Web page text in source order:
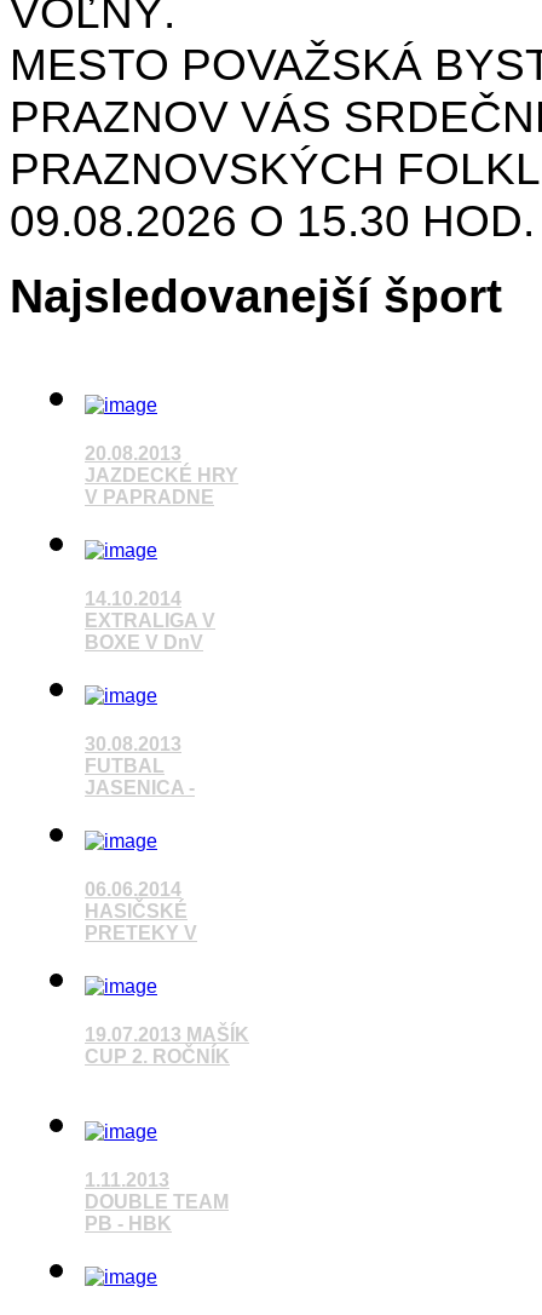
VOĽNÝ.
MESTO POVAŽSKÁ
PRAZNOV VÁS
PRAZNOVSKÝCH
09.08.2026 O 15.30
Najsledovanejší šport
20.08.2013
JAZDECKÉ HRY
V PAPRADNE
Pozrieť video
14.10.2014
EXTRALIGA V
BOXE V DnV
Pozrieť video
30.08.2013
FUTBAL
JASENICA -
Pozrieť video
06.06.2014
HASIČSKÉ
PRETEKY V
Pozrieť video
19.07.2013 MAŠÍK
CUP 2. ROČNÍK
Pozrieť video
1.11.2013
DOUBLE TEAM
PB - HBK
Pozrieť video